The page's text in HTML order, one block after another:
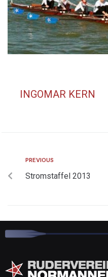
INGOMAR KERN
PREVIOUS
Stromstaffel 2013